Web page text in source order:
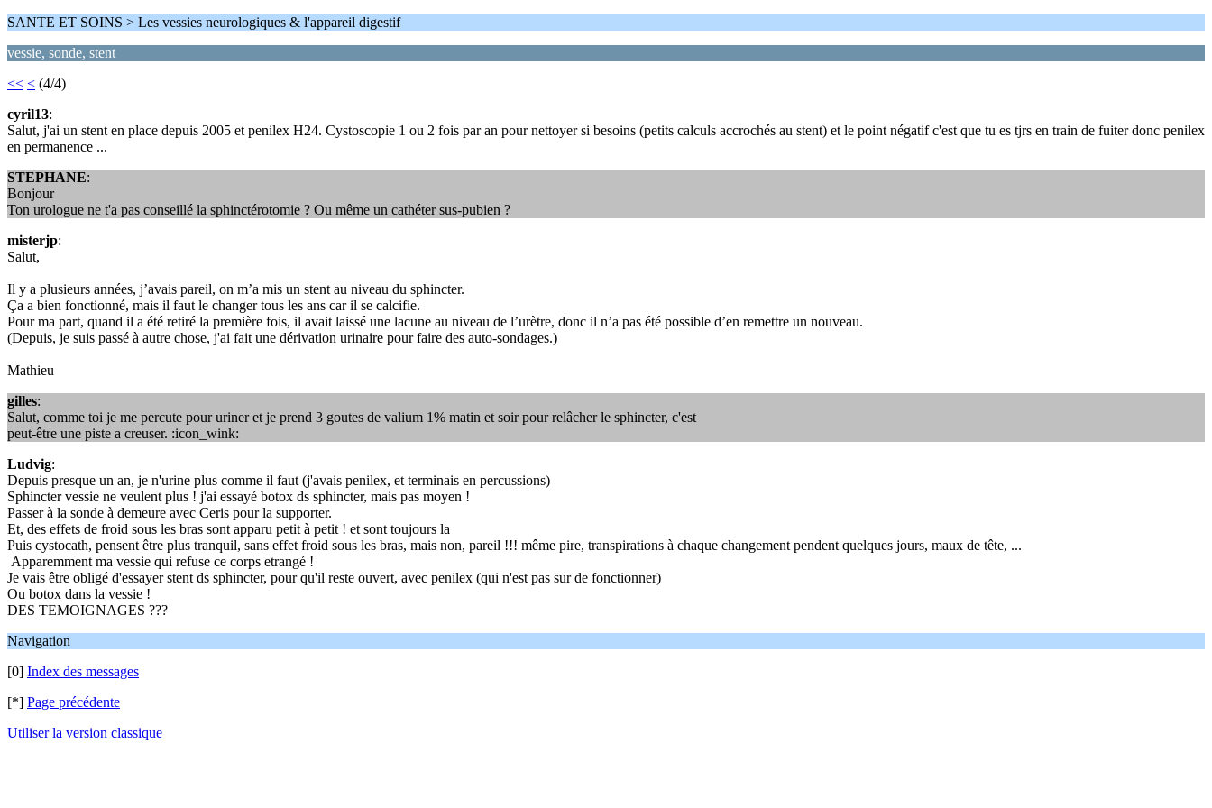
SANTE ET SOINS > Les vessies neurologiques & l'appareil digestif
vessie, sonde, stent
<< < (4/4)
cyril13:
Salut, j'ai un stent en place depuis 2005 et penilex H24. Cystoscopie 1 ou 2 fois par an pour nettoyer si besoins (petits calculs accrochés au stent) et le point négatif c'est que tu es tjrs en train de fuiter donc penilex
en permanence ...
STEPHANE:
Bonjour
Ton urologue ne t'a pas conseillé la sphinctérotomie ? Ou même un cathéter sus-pubien ?
misterjp:
Salut,
Il y a plusieurs années, j’avais pareil, on m’a mis un stent au niveau du sphincter.
Ça a bien fonctionné, mais il faut le changer tous les ans car il se calcifie.
Pour ma part, quand il a été retiré la première fois, il avait laissé une lacune au niveau de l’urètre, donc il n’a pas été possible d’en remettre un nouveau.
(Depuis, je suis passé à autre chose, j'ai fait une dérivation urinaire pour faire des auto-sondages.)
Mathieu
gilles:
Salut, comme toi je me percute pour uriner et je prend 3 goutes de valium 1% matin et soir pour relâcher le sphincter, c'est
peut-être une piste a creuser. :icon_wink:
Ludvig:
Depuis presque un an, je n'urine plus comme il faut (j'avais penilex, et terminais en percussions)
Sphincter vessie ne veulent plus ! j'ai essayé botox ds sphincter, mais pas moyen !
Passer à la sonde à demeure avec Ceris pour la supporter.
Et, des effets de froid sous les bras sont apparu petit à petit ! et sont toujours la
Puis cystocath, pensent être plus tranquil, sans effet froid sous les bras, mais non, pareil !!! même pire, transpirations à chaque changement pendent quelques jours, maux de tête, ...
Apparemment ma vessie qui refuse ce corps etrangé !
Je vais être obligé d'essayer stent ds sphincter, pour qu'il reste ouvert, avec penilex (qui n'est pas sur de fonctionner)
Ou botox dans la vessie !
DES TEMOIGNAGES ???
Navigation
[0] Index des messages
[*] Page précédente
Utiliser la version classique